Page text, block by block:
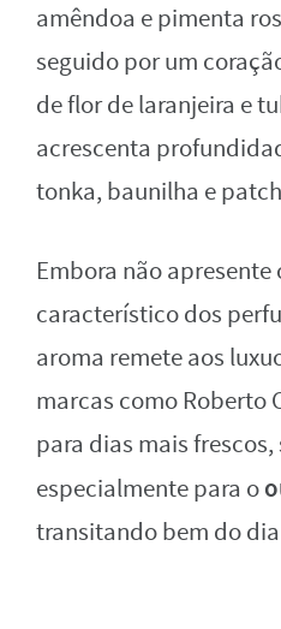
amêndoa e pimenta
seguido por um
de flor de laranjeira e
acrescenta
tonka, baunilha e
Embora não apresente
característico dos
aroma remete aos
marcas como Roberto
para dias mais
especialmente para o
transitando bem do